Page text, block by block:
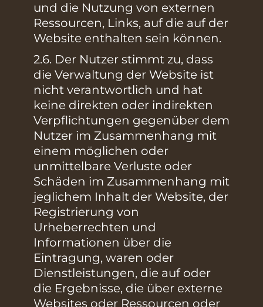
und die Nutzung von externen
Ressourcen, Links, auf die auf der
Website enthalten sein können.
2.6. Der Nutzer stimmt zu, dass
die Verwaltung der Website ist
nicht verantwortlich und hat
keine direkten oder indirekten
Verpflichtungen gegenüber dem
Nutzer im Zusammenhang mit
einem möglichen oder
unmittelbare Verluste oder
Schäden im Zusammenhang mit
jeglichem Inhalt der Website, der
Registrierung von
Urheberrechten und
Informationen über die
Eintragung, waren oder
Dienstleistungen, die auf oder
die Ergebnisse, die über externe
Websites oder Ressourcen oder